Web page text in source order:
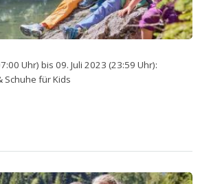
Uhr) bis 09. Juli 2023 (23:59 Uhr):
für Kids